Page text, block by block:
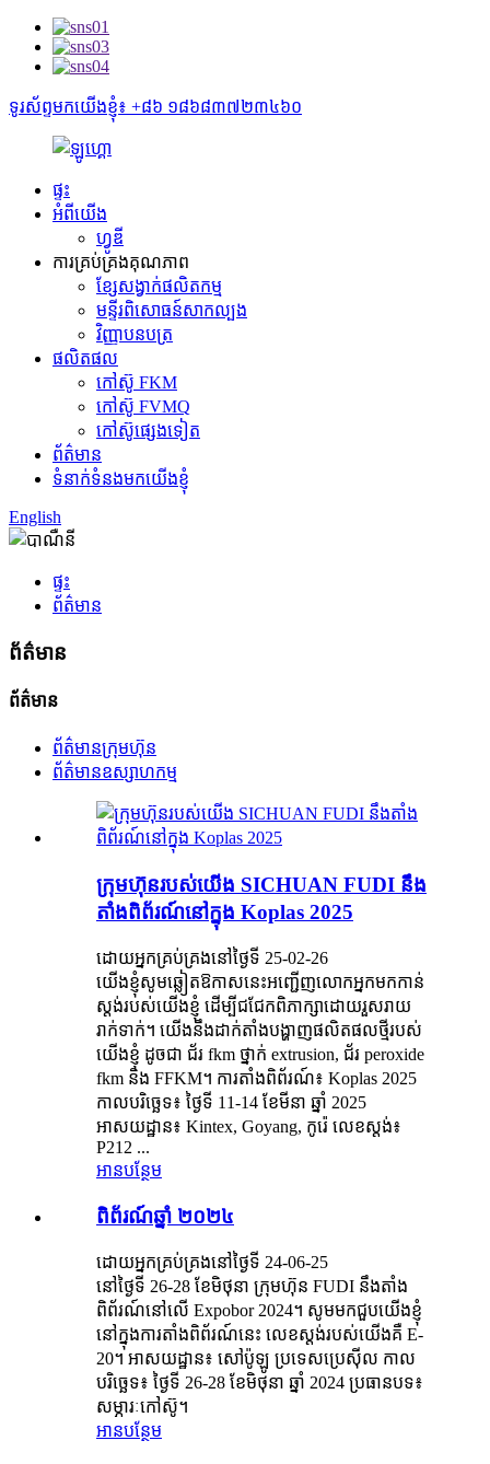
ទូរស័ព្ទមកយើងខ្ញុំ៖ +៨៦ ១៨៦៨៣៧២៣៤៦០
ផ្ទះ
អំពីយើង
ហ្វូឌី
ការគ្រប់គ្រងគុណភាព
ខ្សែសង្វាក់ផលិតកម្ម
មន្ទីរពិសោធន៍សាកល្បង
វិញ្ញាបនបត្រ
ផលិតផល
កៅស៊ូ FKM
កៅស៊ូ FVMQ
កៅស៊ូផ្សេងទៀត
ព័ត៌មាន
ទំនាក់ទំនងមកយើងខ្ញុំ
English
ផ្ទះ
ព័ត៌មាន
ព័ត៌មាន
ព័ត៌មាន
ព័ត៌មានក្រុមហ៊ុន
ព័ត៌មានឧស្សាហកម្ម
ក្រុមហ៊ុនរបស់យើង SICHUAN FUDI នឹង
តាំងពិព័រណ៍នៅក្នុង Koplas 2025
ដោយអ្នកគ្រប់គ្រងនៅថ្ងៃទី 25-02-26
យើងខ្ញុំសូមឆ្លៀតឱកាសនេះអញ្ជើញលោកអ្នកមកកាន់
ស្តង់របស់យើងខ្ញុំ ដើម្បីជជែកពិភាក្សាដោយរួសរាយ
រាក់ទាក់។ យើងនឹងដាក់តាំងបង្ហាញផលិតផលថ្មីរបស់
យើងខ្ញុំ ដូចជា ជ័រ fkm ថ្នាក់ extrusion, ជ័រ peroxide
fkm និង FFKM។ ការតាំងពិព័រណ៍៖ Koplas 2025
កាលបរិច្ឆេទ៖ ថ្ងៃទី 11-14 ខែមីនា ឆ្នាំ 2025
អាសយដ្ឋាន៖ Kintex, Goyang, កូរ៉េ លេខស្តង់៖
P212 ...
អានបន្ថែម
ពិព័រណ៍ឆ្នាំ ២០២៤
ដោយអ្នកគ្រប់គ្រងនៅថ្ងៃទី 24-06-25
នៅថ្ងៃទី 26-28 ខែមិថុនា ក្រុមហ៊ុន FUDI នឹងតាំង
ពិព័រណ៍នៅលើ Expobor 2024។ សូមមកជួបយើងខ្ញុំ
នៅក្នុងការតាំងពិព័រណ៍នេះ លេខស្តង់របស់យើងគឺ E-
20។ អាសយដ្ឋាន៖ សៅប៉ូឡូ ប្រទេសប្រេស៊ីល កាល
បរិច្ឆេទ៖ ថ្ងៃទី 26-28 ខែមិថុនា ឆ្នាំ 2024 ប្រធានបទ៖
សម្ភារៈកៅស៊ូ។
អានបន្ថែម